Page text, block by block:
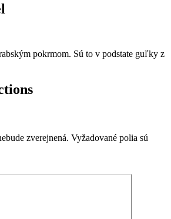
pokrmom. Sú to v podstate guľky z
zverejnená. Vyžadované polia sú